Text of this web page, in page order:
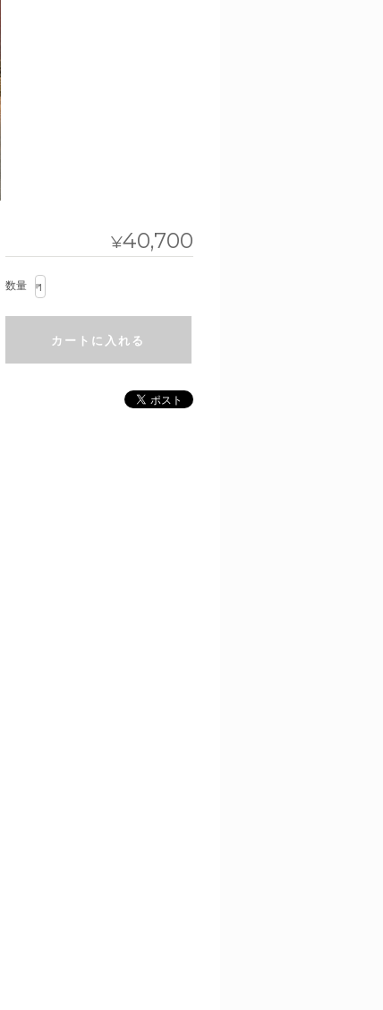
¥40,700
数量